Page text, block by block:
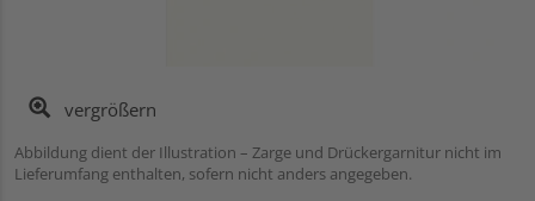
vergrößern
Abbildung dient der Illustration – Zarge und Drückergarnitur nicht im
Lieferumfang enthalten, sofern nicht anders angegeben.